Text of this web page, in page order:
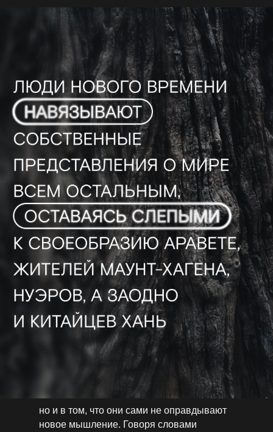
но и в том, что они сами не оправдывают
новое мышление. Говоря словами